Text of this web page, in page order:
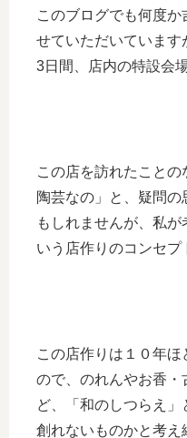
このブログでも何度
せていただいていま
3日間、店内の特設会
この店を訪れたこと
陶芸なの」と、疑問
もしれませんが、私
いう店作りのコンセプ
この店作りは１０年
ので、のれんやお香・
ど、「和のしつらえ
創れないものかと考え